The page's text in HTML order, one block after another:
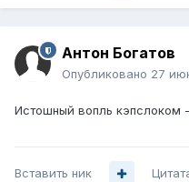
Антон Богатов
Опубликовано 27
Истошный вопль кэпслоком
Вставить ник